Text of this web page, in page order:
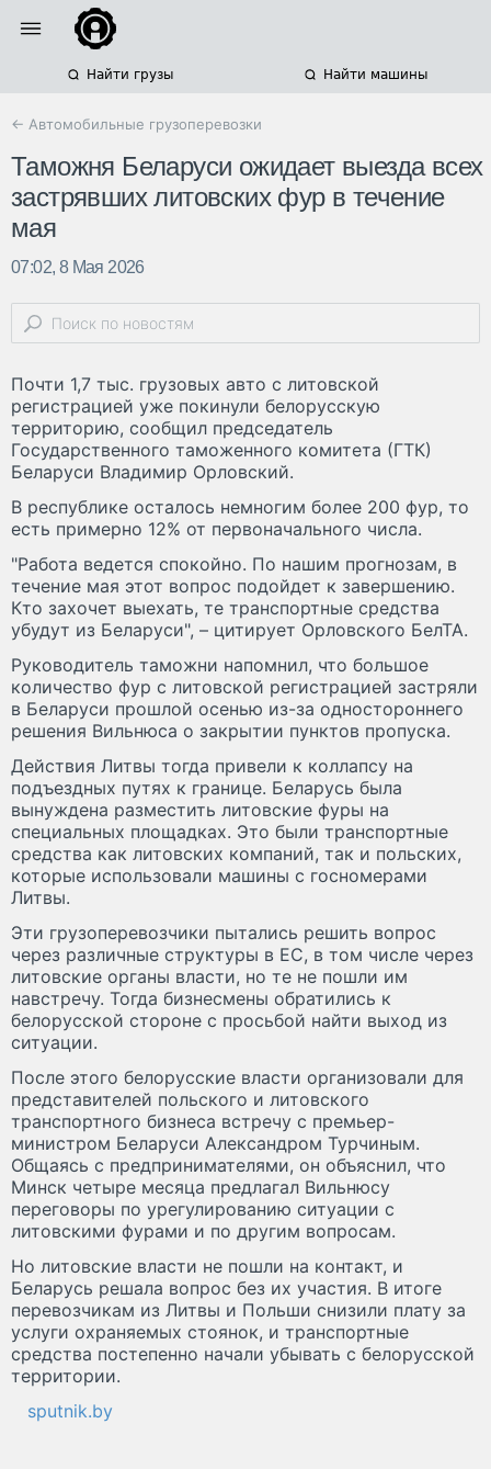
Найти грузы Найти машины
← Автомобильные грузоперевозки
Таможня Беларуси ожидает выезда всех
застрявших литовских фур в течение
мая
07:02, 8 Мая 2026
Почти 1,7 тыс. грузовых авто с литовской
регистрацией уже покинули белорусскую
территорию, сообщил председатель
Государственного таможенного комитета (ГТК)
Беларуси Владимир Орловский.
В республике осталось немногим более 200 фур, то
есть примерно 12% от первоначального числа.
"Работа ведется спокойно. По нашим прогнозам, в
течение мая этот вопрос подойдет к завершению.
Кто захочет выехать, те транспортные средства
убудут из Беларуси", – цитирует Орловского БелТА.
Руководитель таможни напомнил, что большое
количество фур с литовской регистрацией застряли
в Беларуси прошлой осенью из-за одностороннего
решения Вильнюса о закрытии пунктов пропуска.
Действия Литвы тогда привели к коллапсу на
подъездных путях к границе. Беларусь была
вынуждена разместить литовские фуры на
специальных площадках. Это были транспортные
средства как литовских компаний, так и польских,
которые использовали машины с госномерами
Литвы.
Эти грузоперевозчики пытались решить вопрос
через различные структуры в ЕС, в том числе через
литовские органы власти, но те не пошли им
навстречу. Тогда бизнесмены обратились к
белорусской стороне с просьбой найти выход из
ситуации.
После этого белорусские власти организовали для
представителей польского и литовского
транспортного бизнеса встречу с премьер-
министром Беларуси Александром Турчиным.
Общаясь с предпринимателями, он объяснил, что
Минск четыре месяца предлагал Вильнюсу
переговоры по урегулированию ситуации с
литовскими фурами и по другим вопросам.
Но литовские власти не пошли на контакт, и
Беларусь решала вопрос без их участия. В итоге
перевозчикам из Литвы и Польши снизили плату за
услуги охраняемых стоянок, и транспортные
средства постепенно начали убывать с белорусской
территории.
sputnik.by